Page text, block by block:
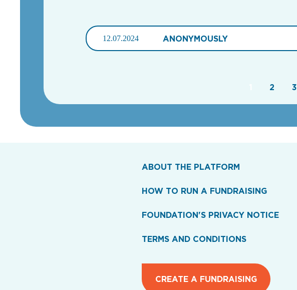
12.07.2024 ANONYMOUSLY
2 3
ABOUT THE PLATFORM
HOW TO RUN A FUNDRAISING
FOUNDATION'S PRIVACY NOTICE
TERMS AND CONDITIONS
CREATE A FUNDRAISING